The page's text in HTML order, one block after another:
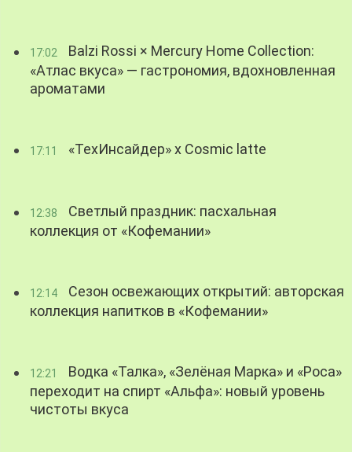
17:02
Balzi Rossi × Mercury Home Collection:
«Атлас вкуса» — гастрономия, вдохновленная
ароматами
17:11 «ТехИнсайдер» х Cosmic latte
12:38
Светлый праздник: пасхальная
коллекция от «Кофемании»
12:14
Сезон освежающих открытий: авторская
коллекция напитков в «Кофемании»
12:21
Водка «Талка», «Зелёная Марка» и «Роса»
переходит на спирт «Альфа»: новый уровень
чистоты вкуса